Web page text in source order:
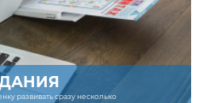
развивать сразу несколько